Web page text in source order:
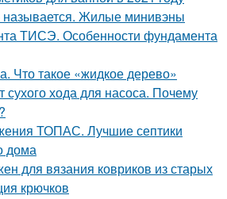
Жилые минивэны
ТИСЭ. Особенности фундамента
Что такое «жидкое дерево»
сухого хода для насоса. Почему
ТОПАС. Лучшие септики
дома
для вязания ковриков из старых
крючков